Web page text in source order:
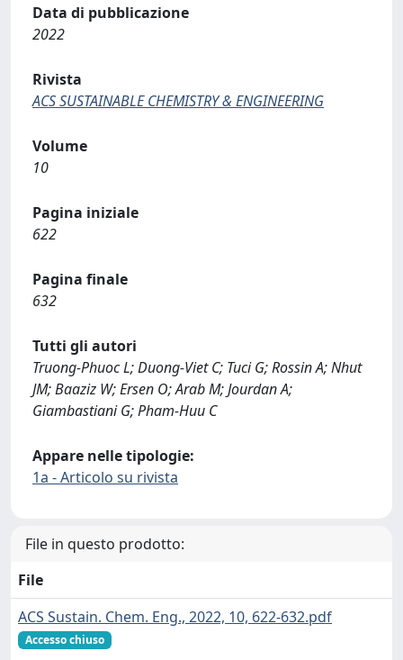
Data di pubblicazione
2022
Rivista
ACS SUSTAINABLE CHEMISTRY & ENGINEERING
Volume
10
Pagina iniziale
622
Pagina finale
632
Tutti gli autori
Truong-Phuoc L; Duong-Viet C; Tuci G; Rossin A; Nhut
JM; Baaziz W; Ersen O; Arab M; Jourdan A;
Giambastiani G; Pham-Huu C
Appare nelle tipologie:
1a - Articolo su rivista
File in questo prodotto:
File
ACS Sustain. Chem. Eng., 2022, 10, 622-632.pdf
Accesso chiuso